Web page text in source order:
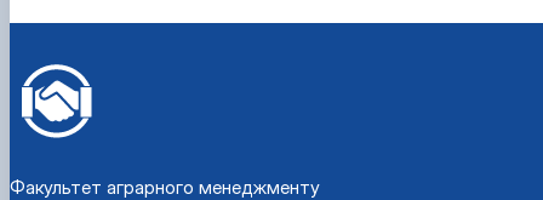
Факультет аграрного менеджменту